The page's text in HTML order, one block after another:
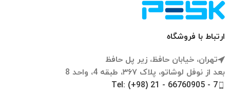
ارتباط با فروشگاه
تهران، خیابان حافظ، زیر پل حافظ
بعد از نوفل لوشاتو، پلاک ۳۶۷، طبقه 4، واحد 8
Tel: (+98) 21 - 66760905 - 7